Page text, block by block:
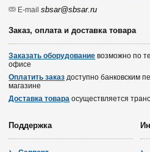
E-mail sbsar@sbsar.ru
Заказ, оплата и доставка товара
Заказать оборудование возможно по
офисе
Оплатить заказ доступно банковским
магазине
Доставка товара осуществляется
Поддержка